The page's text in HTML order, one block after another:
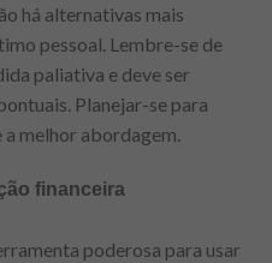
há alternativas mais
pessoal. Lembre-se de
paliativa e deve ser
Planejar-se para
melhor abordagem.
financeira
poderosa para usar